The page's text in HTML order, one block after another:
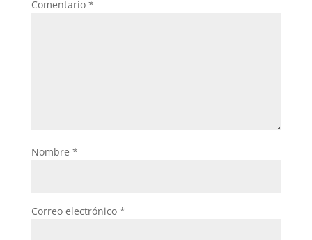
Comentario *
Nombre *
Correo electrónico *